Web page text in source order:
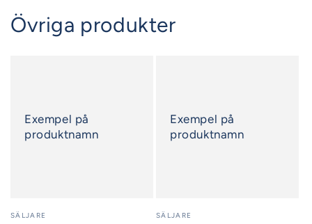
Övriga produkter
Exempel på
produktnamn
Säljare:
SÄLJARE
Exempel på
produktnamn
Säljare:
SÄLJARE